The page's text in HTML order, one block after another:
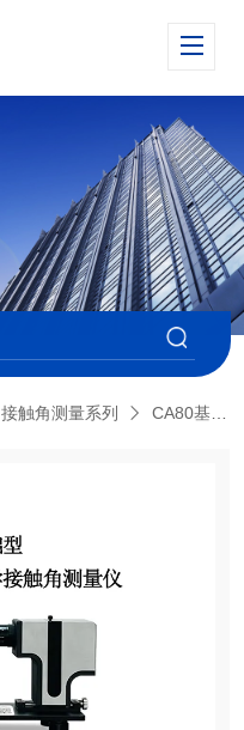
接触角测量系列 CA80基础型光学接触角测量仪